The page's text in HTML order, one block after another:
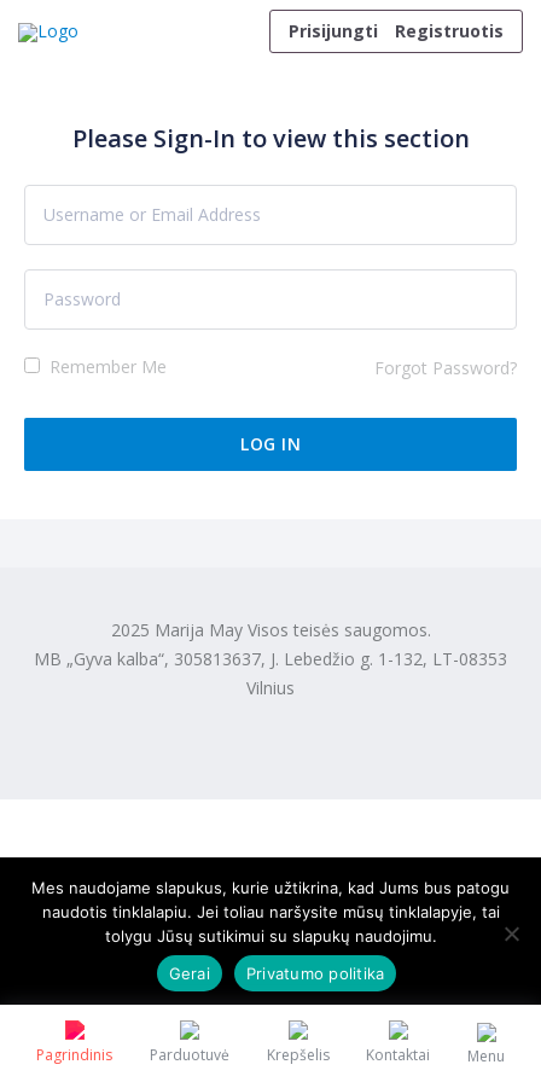
Prisijungti
Registruotis
Pagrindinis Parduotuvė Krepšelis Kontaktai Menu
Please Sign-In to view this section
Remember Me Forgot Password?
2025 Marija May Visos teisės saugomos.
MB „Gyva kalba“, 305813637, J. Lebedžio g. 1-132, LT-08353
Vilnius
Mes naudojame slapukus, kurie užtikrina, kad Jums bus patogu
naudotis tinklalapiu. Jei toliau naršysite mūsų tinklalapyje, tai
tolygu Jūsų sutikimui su slapukų naudojimu.
Gerai
Privatumo politika